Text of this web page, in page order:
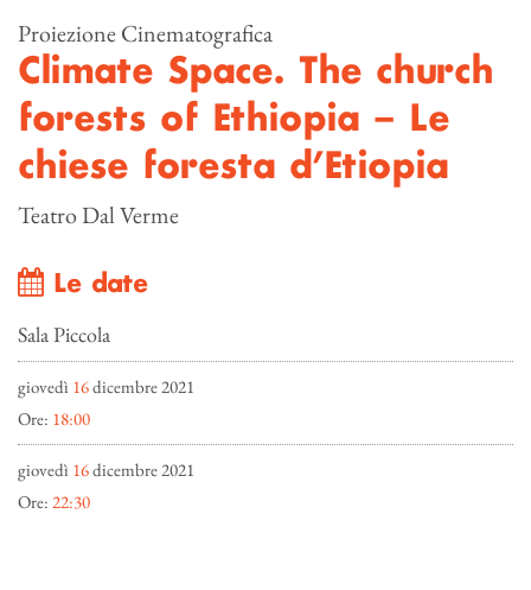
Proiezione Cinematografica
Climate Space. The church
forests of Ethiopia – Le
chiese foresta d’Etiopia
Teatro Dal Verme
Le date
Sala Piccola
giovedì 16dicembre 2021
Ore: 18:00
giovedì 16dicembre 2021
Ore: 22:30